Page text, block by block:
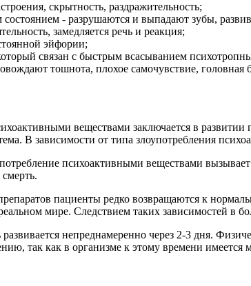
скрытность, раздражительность;
- разрушаются и выпадают зубы,
замедляется речь и реакция;
эйфории;
связан с быстрым всасыванием
тошнота, плохое самочувствие, головная
веществами заключается в
В зависимости от типа злоупотребления
психоактивными веществами
пациенты редко возвращаются к
мире. Следствием таких зависимостей в
непреднамеренно через 2-3 дня.
так как в организме к этому времени